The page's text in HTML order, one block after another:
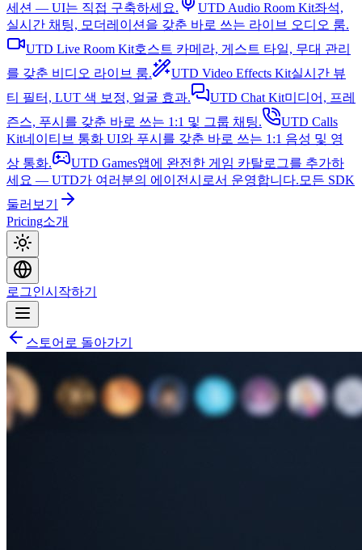
세션 — UI는 직접 구축하세요.
UTD Audio Room Kit좌석,
실시간 채팅, 모더레이션을 갖춘 바로 쓰는 라이브 오디오 룸.
UTD Live Room Kit호스트 카메라, 게스트 타일, 무대 관리
를 갖춘 비디오 라이브 룸.
UTD Video Effects Kit실시간 뷰
티 필터, LUT 색 보정, 얼굴 효과.
UTD Chat Kit미디어, 프레
즌스, 푸시를 갖춘 바로 쓰는 1:1 및 그룹 채팅.
UTD Calls
Kit네이티브 통화 UI와 푸시를 갖춘 바로 쓰는 1:1 음성 및 영
상 통화.
UTD Games앱에 완전한 게임 카탈로그를 추가하
세요 — UTD가 여러분의 에이전시로서 운영합니다. 모든 SDK
둘러보기
Pricing소개
로그인시작하기
스토어로 돌아가기